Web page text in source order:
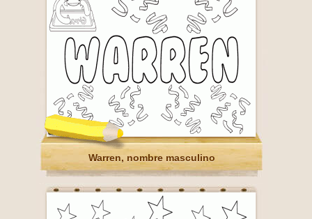
Warren, nombre masculino